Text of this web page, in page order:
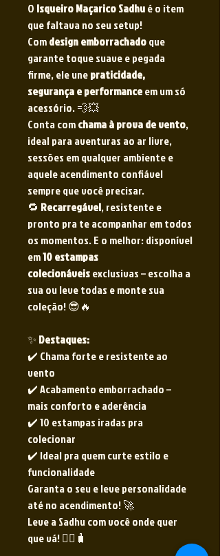
O Isqueiro Maçarico Sadhué o item
que faltava no seu setup!
Comdesign emborrachadoque
garante toque suave e pegada
firme, ele unepraticidade,
segurança e performanceem um só
acessório. 💨💥
Conta comchama à prova de vento,
ideal para aventuras ao ar livre,
sessões em qualquer ambiente e
aquele acendimento confiável
sempre que você precisar.
🔁 Recarregável, resistente e
pronto pra te acompanhar em todos
os momentos. E o melhor: disponível
em10 estampas
colecionáveisexclusivas – escolha a
sua ou leve todas e monte sua
coleção! 😎🔥
✨ Destaques:
✔️ Chama forte e resistente ao
vento
✔️ Acabamento emborrachado –
mais conforto e aderência
✔️ 10 estampas iradas pra
colecionar
✔️ Ideal pra quem curte estilo e
funcionalidade
Garanta o seu e leve personalidade
até no acendimento! 🚀
Leve a Sadhu com você onde quer
que vá! 🧘‍♂️🧳